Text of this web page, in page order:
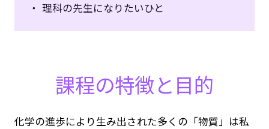
理科の先生になりたいひと
課程の特徴と目的
化学の進歩により生み出された多くの「物質」は私